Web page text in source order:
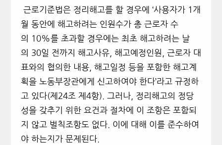
근로기준법은 정리해고를 할 경우에 ‘사용자가 1개
월 동안에 해고하려는 인원수가 총 근로자 수
의 10%를 초과할 경우에는 최초 해고하려는 날
의 30일 전까지 해고사유, 해고예정인원, 근로자 대
표와의 협의한 내용, 해고일정 등을 포함한 해고계
획을 노동부장관에게 신고하여야 한다’라고 규정하
고 있다(제24조 제4항). 그러나, 정리해고의 정당
성을 갖추기 위한 요건과 절차에 이 조항은 포함되
지 않고 벌칙조항도 없다. 이에 대해 이를 준수하여
야 하는지가 문제된다.